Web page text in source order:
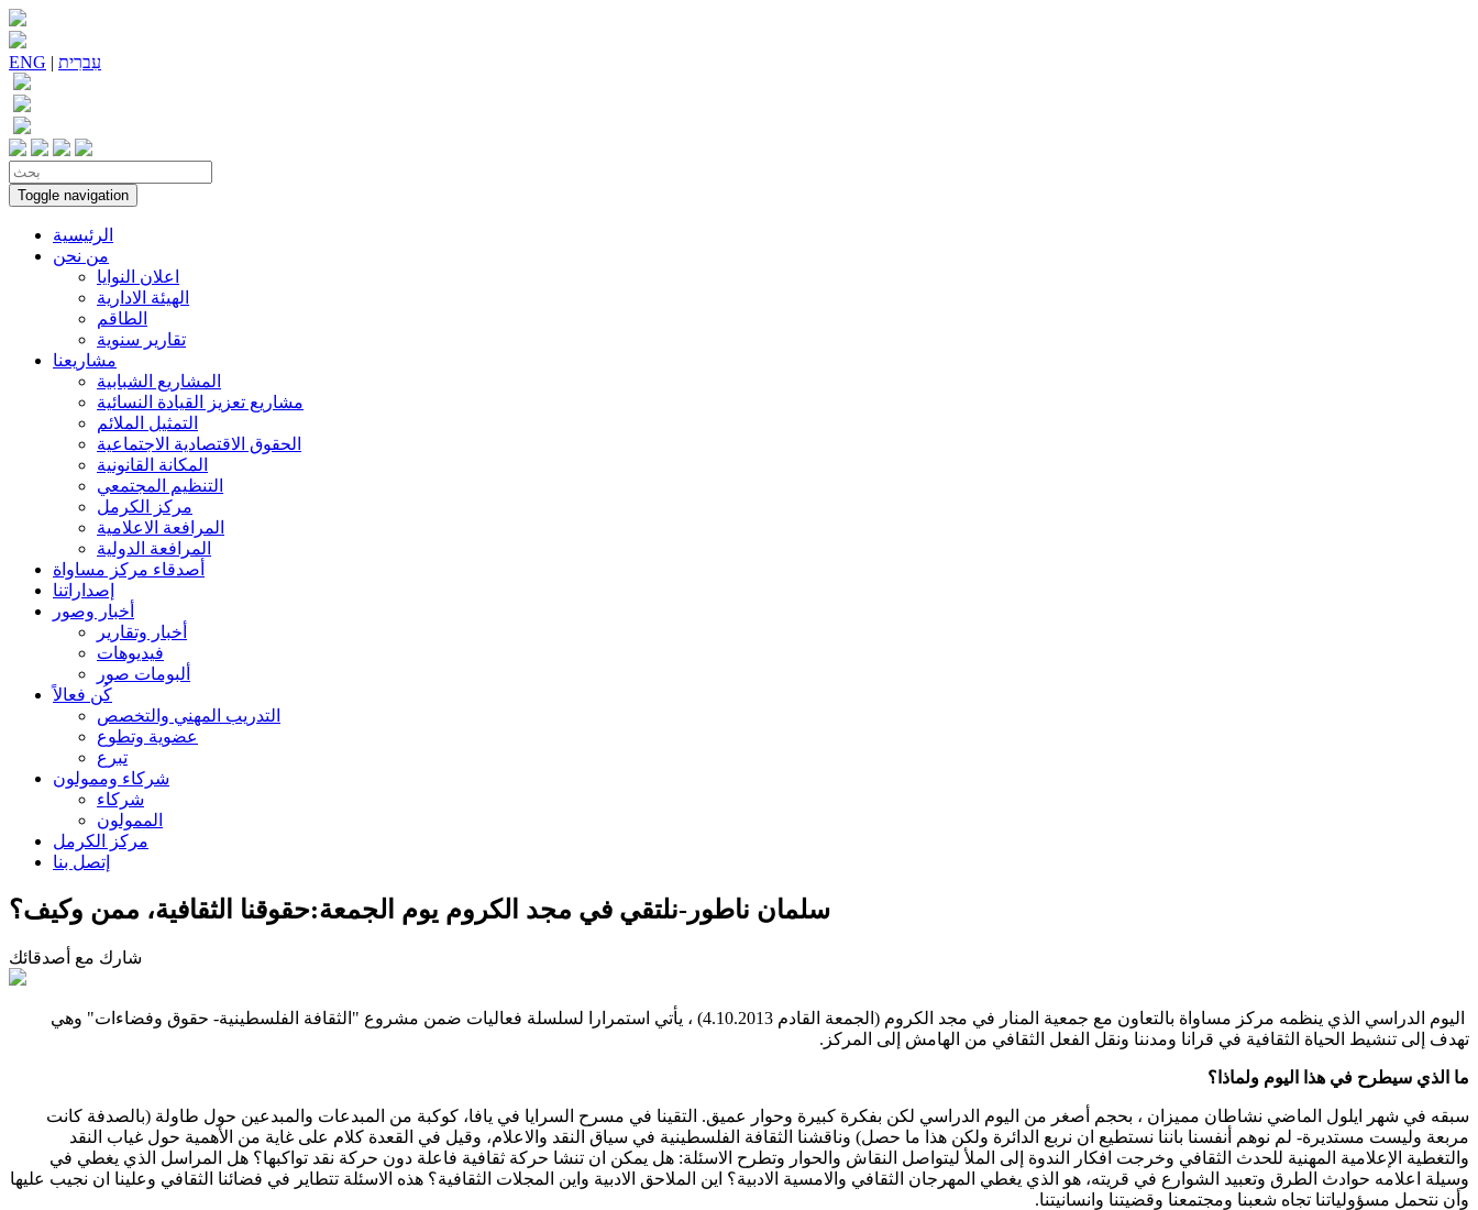
ENG | עִברִית
Toggle navigation
الرئيسية
من نحن
اعلان النوايا
الهيئة الادارية
الطاقم
تقارير سنوية
مشاريعنا
المشاريع الشبابية
مشاريع تعزيز القيادة النسائية
التمثيل الملائم
الحقوق الاقتصادية الاجتماعية
المكانة القانونية
التنظيم المجتمعي
مركز الكرمل
المرافعة الاعلامية
المرافعة الدولية
أصدقاء مركز مساواة
إصداراتنا
أخبار وصور
أخبار وتقارير
فيديوهات
ألبومات صور
كُن فعالاً
التدريب المهني والتخصص
عضوية وتطوع
تبرع
شركاء وممولون
شركاء
الممولون
مركز الكرمل
إتصل بنا
سلمان ناطور-نلتقي في مجد الكروم يوم الجمعة:حقوقنا الثقافية، ممن وكيف؟
شارك مع أصدقائك
اليوم الدراسي الذي ينظمه مركز مساواة بالتعاون مع جمعية المنار في مجد الكروم (الجمعة القادم 4.10.2013) ، يأتي استمرارا لسلسلة فعاليات ضمن مشروع "الثقافة الفلسطينية- حقوق وفضاءات" وهي
تهدف إلى تنشيط الحياة الثقافية في قرانا ومدننا ونقل الفعل الثقافي من الهامش إلى المركز.
ما الذي سيطرح في هذا اليوم ولماذا؟
سبقه في شهر ايلول الماضي نشاطان مميزان ، بحجم أصغر من اليوم الدراسي لكن بفكرة كبيرة وحوار عميق. التقينا في مسرح السرايا في يافا، كوكبة من المبدعات والمبدعين حول طاولة (بالصدفة كانت
مربعة وليست مستديرة- لم نوهم أنفسنا باننا نستطيع ان نربع الدائرة ولكن هذا ما حصل) وناقشنا الثقافة الفلسطينية في سياق النقد والاعلام، وقيل في القعدة كلام على غاية من الأهمية حول غياب النقد
والتغطية الإعلامية المهنية للحدث الثقافي وخرجت افكار الندوة إلى الملأ ليتواصل النقاش والحوار وتطرح الاسئلة: هل يمكن ان تنشا حركة ثقافية فاعلة دون حركة نقد تواكبها؟ هل المراسل الذي يغطي في
وسيلة اعلامه حوادث الطرق وتعبيد الشوارع في قريته، هو الذي يغطي المهرجان الثقافي والامسية الادبية؟ اين الملاحق الادبية واين المجلات الثقافية؟ هذه الاسئلة تتطاير في فضائنا الثقافي وعلينا ان نجيب عليها
وأن نتحمل مسؤولياتنا تجاه شعبنا ومجتمعنا وقضيتنا وانسانيتنا.